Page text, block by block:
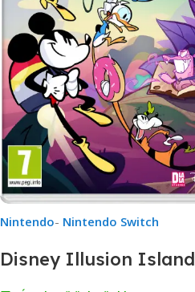
Nintendo- Nintendo Switch
Disney Illusion Island